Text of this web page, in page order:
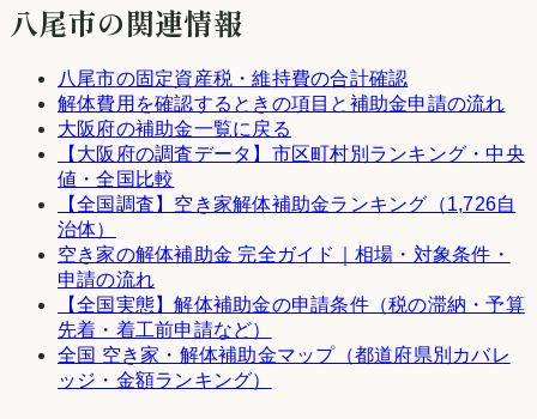
八尾市の関連情報
八尾市の固定資産税・維持費の合計確認
解体費用を確認するときの項目と補助金申請の流れ
大阪府の補助金一覧に戻る
【 大阪府の調査データ】市区町村別ランキング・中央
値・全国比較
【全国調査】空き家解体補助金ランキング（1,726自
治体）
空き家の解体補助金 完全ガイド｜相場・対象条件・
申請の流れ
【全国実態】解体補助金の申請条件（税の滞納・予算
先着・着工前申請など）
全国 空き家・解体補助金マップ（都道府県別カバレ
ッジ・金額ランキング）